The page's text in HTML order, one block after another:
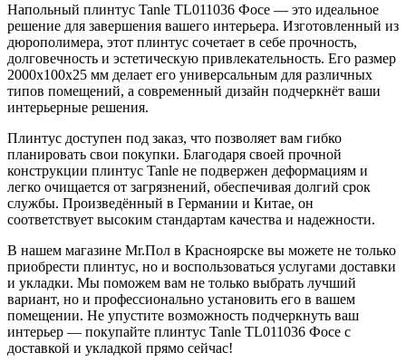
Напольный плинтус Tanle TL011036 Фосе — это идеальное
решение для завершения вашего интерьера. Изготовленный из
дюрополимера, этот плинтус сочетает в себе прочность,
долговечность и эстетическую привлекательность. Его размер
2000х100х25 мм делает его универсальным для различных
типов помещений, а современный дизайн подчеркнёт ваши
интерьерные решения.
Плинтус доступен под заказ, что позволяет вам гибко
планировать свои покупки. Благодаря своей прочной
конструкции плинтус Tanle не подвержен деформациям и
легко очищается от загрязнений, обеспечивая долгий срок
службы. Произведённый в Германии и Китае, он
соответствует высоким стандартам качества и надежности.
В нашем магазине Mr.Пол в Красноярске вы можете не только
приобрести плинтус, но и воспользоваться услугами доставки
и укладки. Мы поможем вам не только выбрать лучший
вариант, но и профессионально установить его в вашем
помещении. Не упустите возможность подчеркнуть ваш
интерьер — покупайте плинтус Tanle TL011036 Фосе с
доставкой и укладкой прямо сейчас!